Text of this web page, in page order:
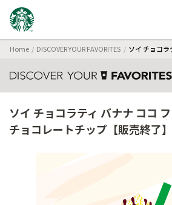
Home DISCOVER YOUR FAVORITES ソイ チョコ
ソイ チョコラティ バナナ ココ
チョコレートチップ【販売終了】